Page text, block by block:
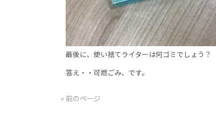
最後に、使い捨てライターは何ゴミでしょう？
答え・・可燃ごみ、です。
« 前のページ